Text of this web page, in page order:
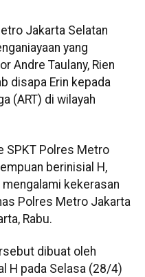
Jakarta Selatan
yang
Andre Taulany, Rien
disapa Erin kepada
(ART) di wilayah
SPKT Polres Metro
berinisial H,
kekerasan
Polres Metro Jakarta
Rabu.
dibuat oleh
H pada Selasa (28/4)